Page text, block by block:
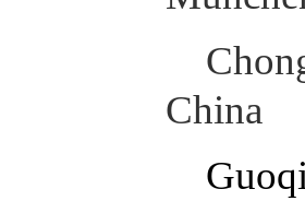
China